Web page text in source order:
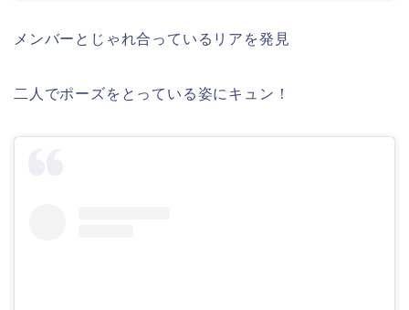
メンバーとじゃれ合っているリアを発見
二人でポーズをとっている姿にキュン！